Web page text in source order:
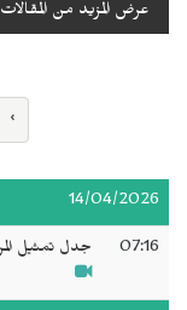
عرض المزيد من المقالات
›
14/04/2026
07:16 جدل تمثيل